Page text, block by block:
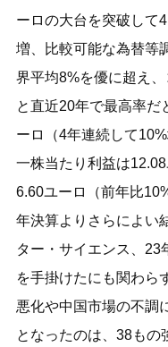
ーロの大台を突破して
増、比較可能な為替等
界平均8%を優に超え
と直近20年で最高率だ
ーロ（4年連続して
一株当たり利益は
6.60ユーロ（前年比
年決算よりさらによい
ター・サイエンス、23
を手掛けたにも関わら
悪化や中国市場の不調
となったのは、38もの